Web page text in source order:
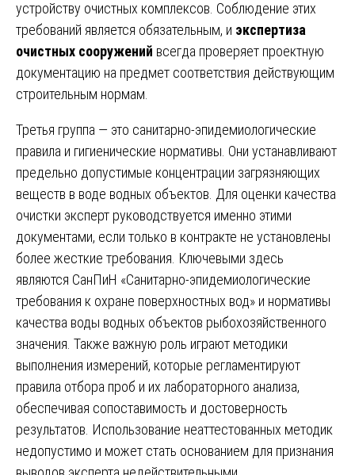
устройству очистных комплексов. Соблюдение этих
требований является обязательным, и экспертиза
очистных сооружений всегда проверяет проектную
документацию на предмет соответствия действующим
строительным нормам.
Третья группа — это санитарно-эпидемиологические
правила и гигиенические нормативы. Они устанавливают
предельно допустимые концентрации загрязняющих
веществ в воде водных объектов. Для оценки качества
очистки эксперт руководствуется именно этими
документами, если только в контракте не установлены
более жесткие требования. Ключевыми здесь
являются СанПиН «Санитарно-эпидемиологические
требования к охране поверхностных вод» и нормативы
качества воды водных объектов рыбохозяйственного
значения. Также важную роль играют методики
выполнения измерений, которые регламентируют
правила отбора проб и их лабораторного анализа,
обеспечивая сопоставимость и достоверность
результатов. Использование неаттестованных методик
недопустимо и может стать основанием для признания